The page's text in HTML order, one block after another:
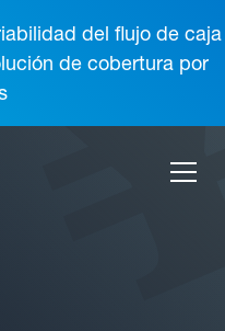
del flujo de caja
de cobertura por